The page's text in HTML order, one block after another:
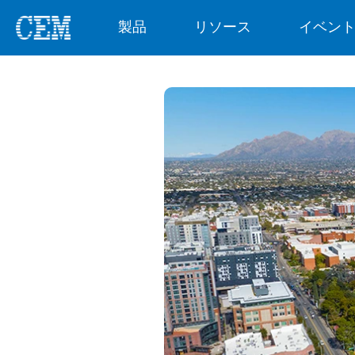
製品 リソース イベン